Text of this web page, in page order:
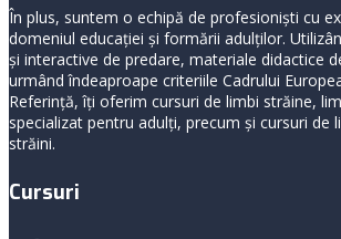
În plus, suntem o echipă de profesioniști cu
domeniul educației și formării adulților.
și interactive de predare, materiale didactice
urmând îndeaproape criteriile Cadrului
Referință, îți oferim cursuri de limbi străine,
specializat pentru adulți, precum și cursuri de
străini.
Cursuri